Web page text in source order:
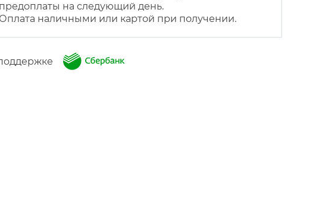
предоплаты на следующий день.
Оплата наличными или картой при получении.